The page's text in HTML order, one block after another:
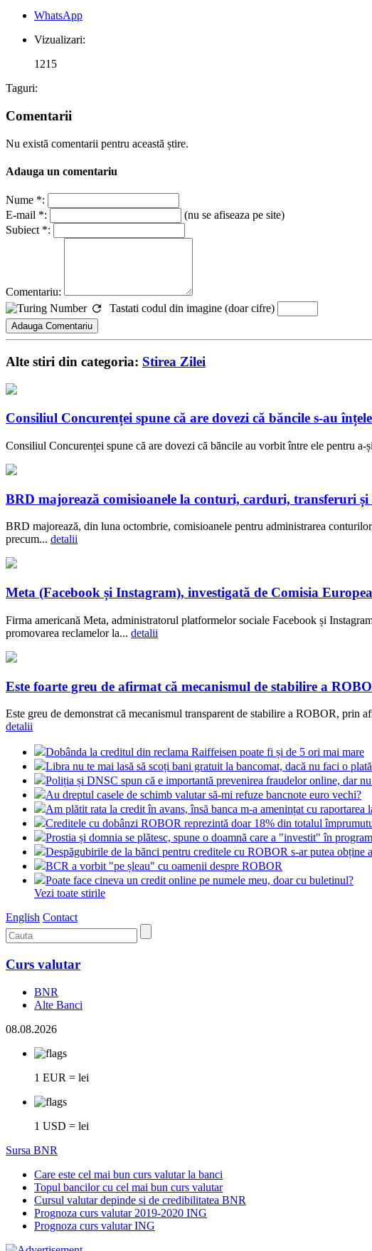
WhatsApp
Vizualizari:
1215
Taguri:
Comentarii
Nu există comentarii pentru această știre.
Adauga un comentariu
Nume *:
E-mail *:
(nu se afiseaza pe site)
Subiect *:
Comentariu:
Tastati codul din imagine (doar cifre)
Alte stiri din categoria: Stirea Zilei
Consiliul Concurenței spune că are dovezi că băncile s-au
Consiliul Concurenței spune că are dovezi că băncile au vorbit între ele pentru
BRD majorează comisioanele la conturi, carduri, transferuri și
BRD majorează, din luna octombrie, comisioanele pentru administrarea
precum... detalii
Meta (Facebook și Instagram), investigată de Comisia
Firma americană Meta, administratorul platformelor sociale Facebook și
promovarea reclamelor la... detalii
Este foarte greu de afirmat că mecanismul de stabilire a
Este greu de demonstrat că mecanismul transparent de stabilire a ROBOR, prin
detalii
Dobânda la creditul din reclama Raiffeisen poate fi și de 5 ori mai mare
Libra nu te mai lasă să scoți bani gratuit la bancomat, dacă nu faci o
Poliția și DNSC spun că e importantă prevenirea fraudelor online, dar
Au dreptul casele de schimb valutar să-mi refuze bancnote euro vechi?
Am plătit rata la credit în avans, însă banca m-a amenințat cu
Creditele cu dobânzi ROBOR reprezintă doar 18% din totalul
Prostia și domnia se plătesc, spune o doamnă care a "investit" în
Despăgubirile de la bănci pentru creditele cu ROBOR s-ar putea
BCR a vorbit "pe șleau" cu oamenii despre ROBOR
Poate face cineva un credit online pe numele meu, doar cu buletinul?
Vezi toate stirile
English Contact
Curs valutar
BNR
Alte Banci
08.08.2026
1 EUR = lei
1 USD = lei
Sursa BNR
Care este cel mai bun curs valutar la banci
Topul bancilor cu cel mai bun curs valutar
Cursul valutar depinde si de credibilitatea BNR
Prognoza curs valutar 2019-2020 ING
Prognoza curs valutar ING